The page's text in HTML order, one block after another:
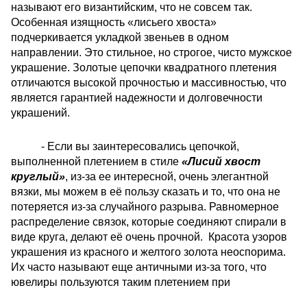
называют его византийским, что не совсем так.
Особенная изящность «лисьего хвоста»
подчеркивается укладкой звеньев в одном
направлении. Это стильное, но строгое, чисто мужское
украшение. Золотые цепочки квадратного плетения
отличаются высокой прочностью и массивностью, что
является гарантией надежности и долговечности
украшений.
- Если вы заинтересовались цепочкой,
выполненной плетением в стиле «Лисий хвост
круглый», из-за ее интересной, очень элегантной
вязки, мы можем в её пользу сказать и то, что она не
потеряется из-за случайного разрыва. Равномерное
распределение связок, которые соединяют спирали в
виде круга, делают её очень прочной. Красота узоров
украшения из красного и желтого золота неоспорима.
Их часто называют еще античными из-за того, что
ювелиры пользуются таким плетением при